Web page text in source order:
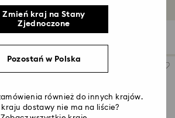
rodem
Zmień kraj na Stany
Zjednoczone
Pozostań w Polska
również do innych krajów.
kraju dostawy nie ma na liście?